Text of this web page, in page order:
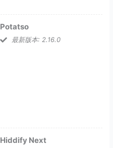
Potatso
最新版本: 2.16.0
Hiddify Next